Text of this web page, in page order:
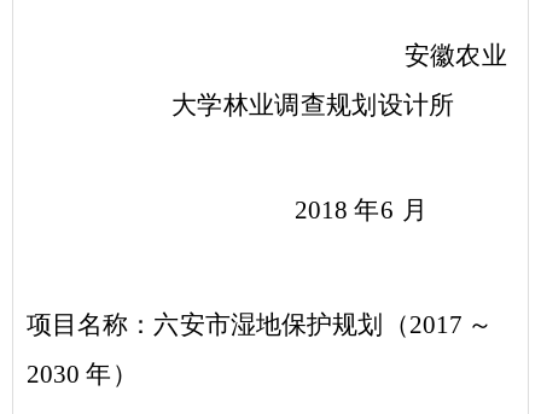
安徽农业
大学林业调查规划设计所
2018 年6 月
项目名称：六安市湿地保护规划（2017 ～
2030年）